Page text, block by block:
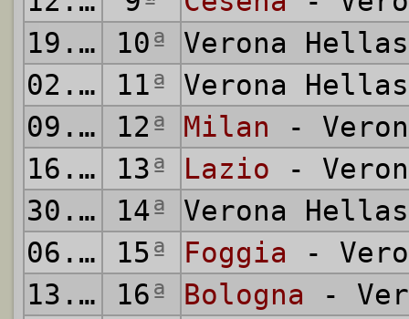
19.12.1976
10ª
Verona
02.01.1977
11ª
Verona
09.01.1977
12ª Milan -
16.01.1977
13ª Lazio -
30.01.1977
14ª
Verona
06.02.1977
15ª Foggia -
13.02.1977
16ª Bologna -